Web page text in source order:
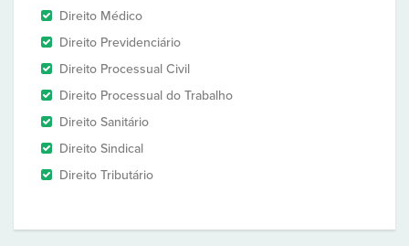
Direito Médico
Direito Previdenciário
Direito Processual Civil
Direito Processual do Trabalho
Direito Sanitário
Direito Sindical
Direito Tributário